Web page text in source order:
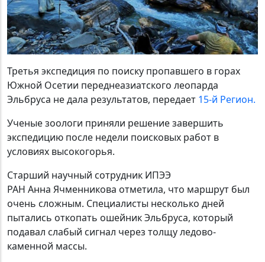
Третья экспедиция по поиску пропавшего в горах
Южной Осетии переднеазиатского леопарда
Эльбруса не дала результатов, передает 15-й Регион.
Ученые зоологи приняли решение завершить
экспедицию после недели поисковых работ в
условиях высокогорья.
Старший научный сотрудник ИПЭЭ
РАН Анна Ячменникова отметила, что маршрут был
очень сложным. Специалисты несколько дней
пытались откопать ошейник Эльбруса, который
подавал слабый сигнал через толщу ледово-
каменной массы.